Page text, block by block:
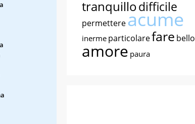
tranquillodifficile
permettereacume
inerme particolarefare bello
amore paura